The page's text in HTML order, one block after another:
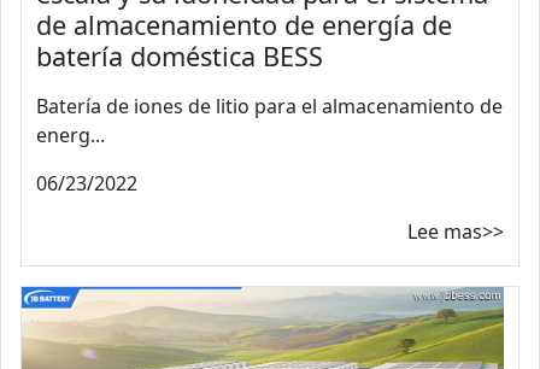
de almacenamiento de energía de
batería doméstica BESS
Batería de iones de litio para el almacenamiento de
energ...
06/23/2022
Lee mas>>